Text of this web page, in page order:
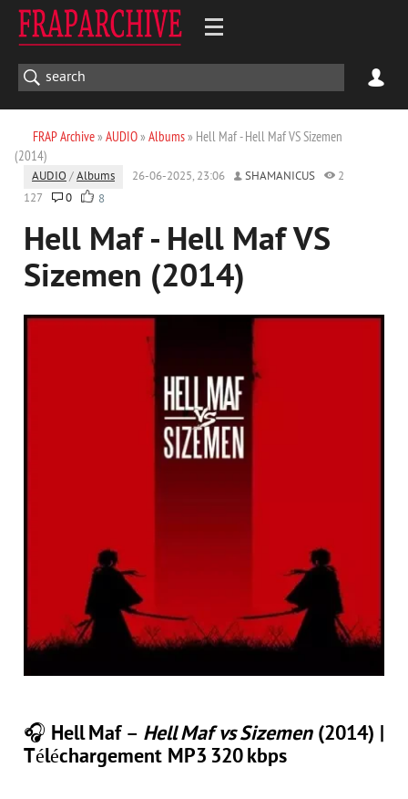
FRAP Archive» AUDIO» Albums» Hell Maf - Hell Maf VS Sizemen
(2014)
AUDIO /Albums 26-06-2025, 23:06 SHAMANICUS
2
127
0 8
Hell Maf - Hell Maf VS
Sizemen (2014)
🎧 Hell Maf – Hell Maf vs Sizemen(2014) |
Téléchargement MP3 320 kbps